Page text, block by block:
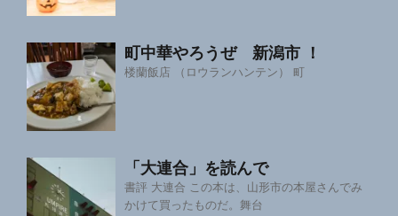
町中華やろうぜ 新潟市 ！
楼蘭飯店 （ロウランハンテン） 町
「大連合」を読んで
書評 大連合 この本は、山形市の本屋さんでみ
かけて買ったものだ。舞台